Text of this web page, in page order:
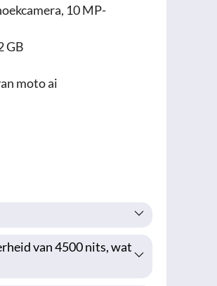
10 MP-
GB
moto ai
van 4500 nits, wat